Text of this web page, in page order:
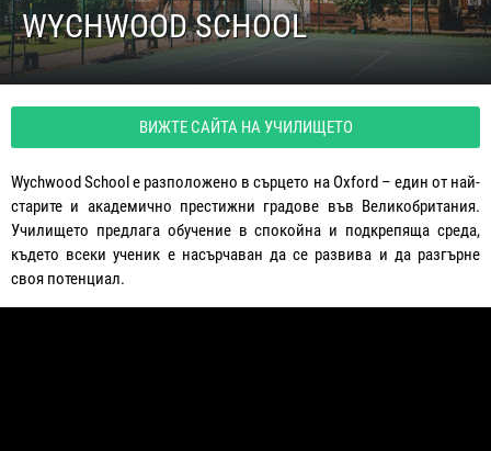
WYCHWOOD SCHOOL
ВИЖТЕ САЙТА НА УЧИЛИЩЕТО
Wychwood School е разположено в сърцето на Oxford – един от най-
старите и академично престижни градове във Великобритания.
Училището предлага обучение в спокойна и подкрепяща среда,
където всеки ученик е насърчаван да се развива и да разгърне
своя потенциал.